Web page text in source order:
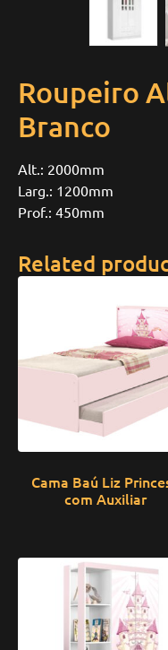
Roupeiro
Branco
Alt.: 2000mm
Larg.: 1200mm
Prof.: 450mm
Related
Cama Baú Liz
com Auxiliar